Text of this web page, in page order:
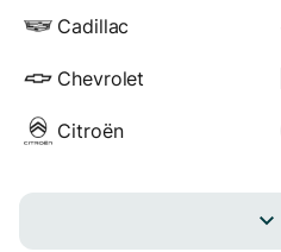
Cadillac
Chevrolet
Citroën